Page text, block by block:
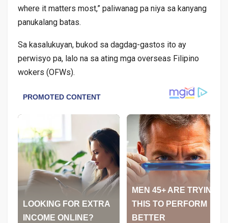
where it matters most,” paliwanag pa niya sa kanyang
panukalang batas.
Sa kasalukuyan, bukod sa dagdag-gastos ito ay
perwisyo pa, lalo na sa ating mga overseas Filipino
wokers (OFWs).